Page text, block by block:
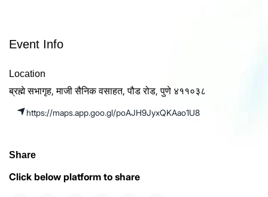
Event Info
Location
ब्रह्मे सभागृह, माजी सैनिक वसाहत, पौड रोड, पुणे ४११०३८
https://maps.app.goo.gl/poAJH9JyxQKAao1U8
Share
Click below platform to share